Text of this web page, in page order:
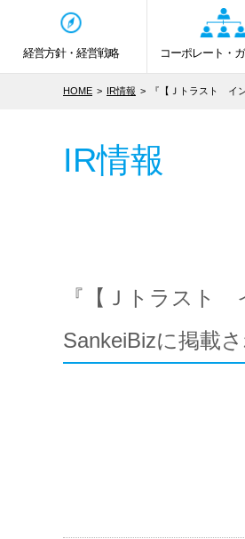
経営方針・経営戦略 コーポレート・
HOME IR情報 『【Ｊトラスト イ
IR情報
『【Ｊトラスト
SankeiBizに掲載